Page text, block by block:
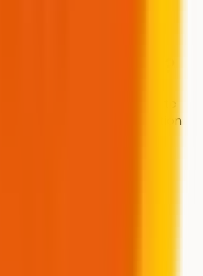
cette formation ?
membre de notre équipe te
c'est gratuit, sans création